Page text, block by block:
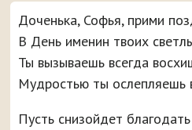
Доченька, Софья, прими
В День именин твоих
Ты вызываешь всегда
Мудростью ты ослепляешь
Пусть снизойдет